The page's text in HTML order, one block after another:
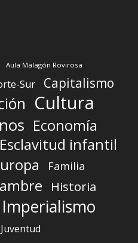
Aula Malagón Rovirosa
Sur Capitalismo
Cultura
Economía
Esclavitud infantil
Familia
Historia
Imperialismo
Juventud